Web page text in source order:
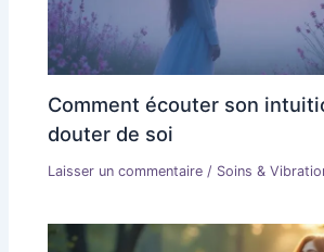
Comment écouter son
douter de soi
Laisser un commentaire / Soins &